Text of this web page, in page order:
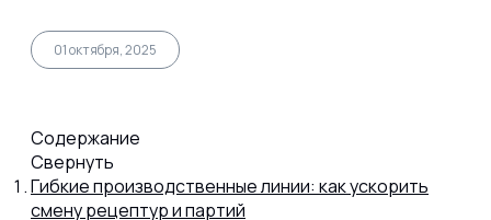
Протеина
Каталог
01 октября, 2025
Содержание
Свернуть
Гибкие производственные линии: как ускорить
смену рецептур и партий